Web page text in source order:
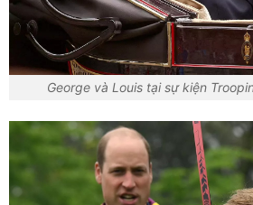
George và Louis tại sự kiện